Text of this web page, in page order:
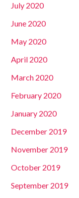
July 2020
June 2020
May 2020
April 2020
March 2020
February 2020
January 2020
December 2019
November 2019
October 2019
September 2019